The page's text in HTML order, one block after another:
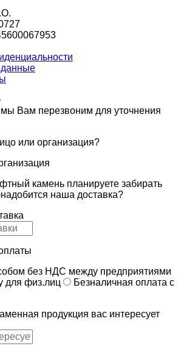
мы Вам перезвоним для уточнения
или организация?
камень планируете забирать
наша доставка?
без НДС между предприятиями
для физ.лиц
Безналичная оплата с
продукция вас интересует